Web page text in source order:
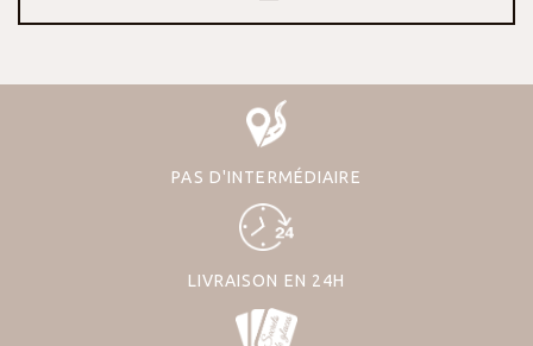
PAS D'INTERMÉDIAIRE
LIVRAISON EN 24H